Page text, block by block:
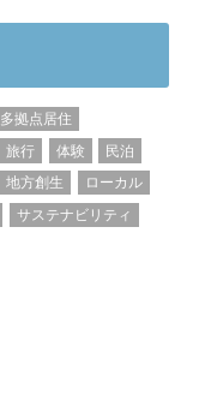
多拠点居住
旅行 体験
民泊
地方創生
ローカル
サステナビリティ